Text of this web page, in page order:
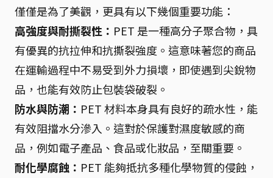
僅僅是為了美觀，更具有以下幾個重要功能：
高強度與耐撕裂性： PET 是一種高分子聚合物，具
有優異的抗拉伸和抗撕裂強度。這意味著您的商品
在運輸過程中不易受到外力損壞，即使遇到尖銳物
品，也能有效防止包裝袋破裂。
防水與防潮： PET 材料本身具有良好的疏水性，能
有效阻擋水分滲入。這對於保護對濕度敏感的商
品，例如電子產品、食品或化妝品，至關重要。
耐化學腐蝕： PET 能夠抵抗多種化學物質的侵蝕，